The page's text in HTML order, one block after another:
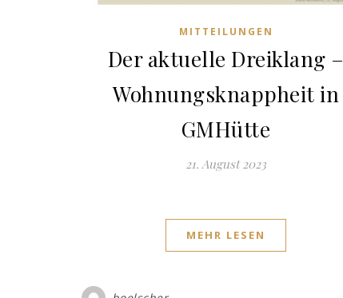
MITTEILUNGEN
Der aktuelle Dreiklang –
Wohnungsknappheit in
GMHütte
21. August 2023
MEHR LESEN